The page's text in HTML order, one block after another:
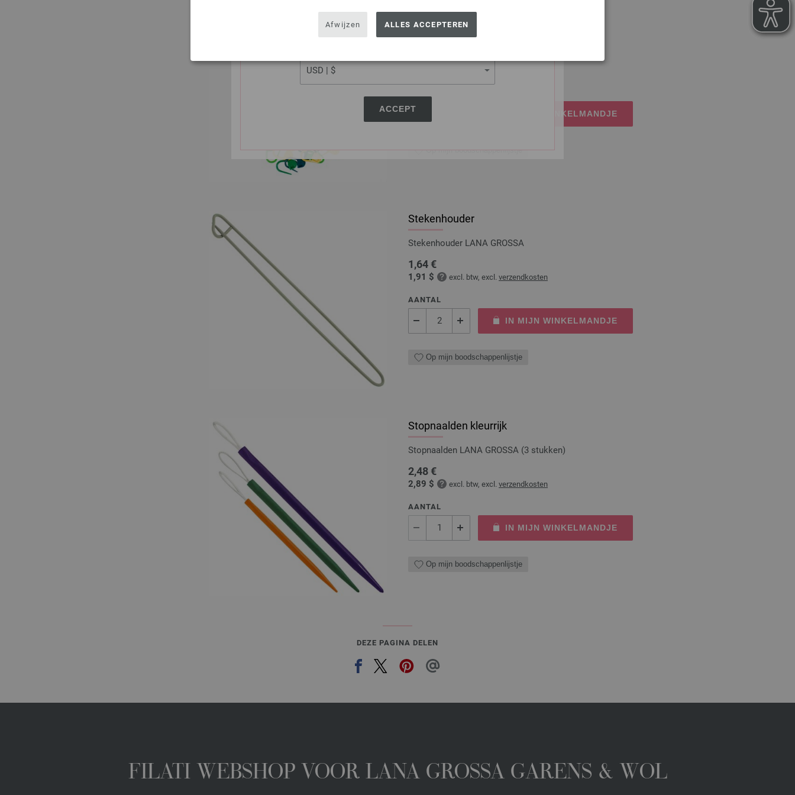
USA - The United States of America
ACCEPT
Afwijzen ALLES ACCEPTEREN
Steken markeerder
30 Steken markeerder van LANA GROSSA
excl. btw, excl.
IN MIJN WINKELMANDJE
Op mijn boodschappenlijstje
Stekenhouder
Stekenhouder LANA GROSSA
1,64 €
1,91 $ excl. btw, excl. verzendkosten
AANTAL
IN MIJN WINKELMANDJE
Op mijn boodschappenlijstje
Stopnaalden kleurrijk
Stopnaalden LANA GROSSA (3 stukken)
2,48 €
2,89 $ excl. btw, excl. verzendkosten
AANTAL
IN MIJN WINKELMANDJE
Op mijn boodschappenlijstje
DEZE PAGINA DELEN
FILATI WEBSHOP VOOR LANA GROSSA GARENS & WOL